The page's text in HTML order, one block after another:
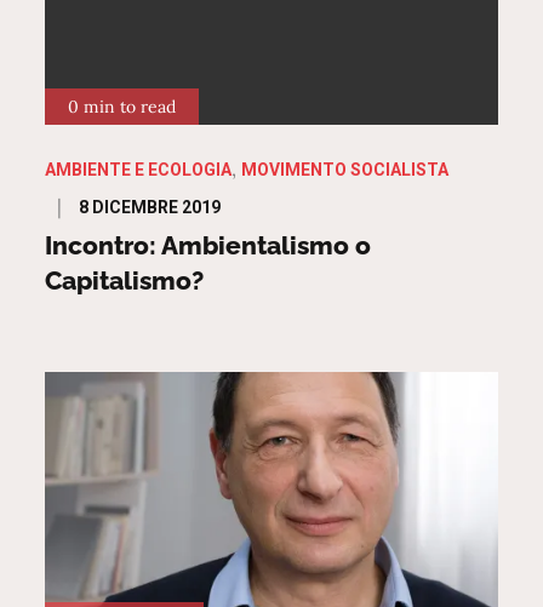
0 min to read
AMBIENTE E ECOLOGIA MOVIMENTO SOCIALISTA
Posted
on
8 DICEMBRE 2019
Incontro: Ambientalismo o
Capitalismo?